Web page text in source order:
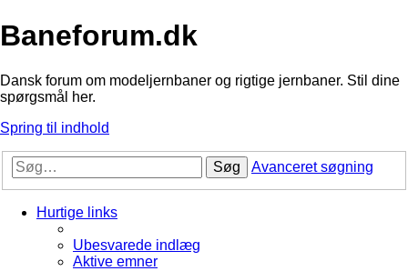
Baneforum.dk
Dansk forum om modeljernbaner og rigtige jernbaner. Stil dine
spørgsmål her.
Spring til indhold
Søg Avanceret søgning
Hurtige links
Ubesvarede indlæg
Aktive emner